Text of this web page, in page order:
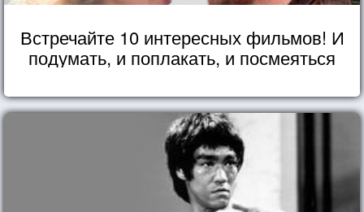
Встречайте 10 интересных фильмов! И
подумать, и поплакать, и посмеяться